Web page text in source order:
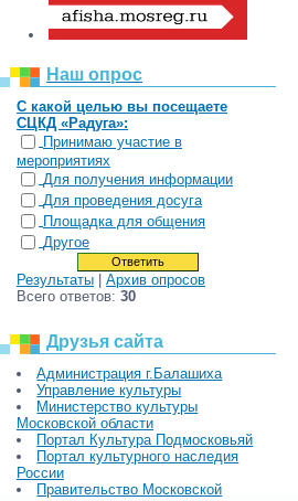
Наш опрос
С какой целью вы посещаете
СЦКД «Радуга»:
Принимаю участие в
мероприятиях
Для получения информации
Для проведения досуга
Площадка для общения
Другое
Результаты
Архив опросов
Всего ответов: 30
Друзья сайта
Администрация г.Балашиха
Управление культуры
Министерство культуры
Московской области
Портал Культура Подмосковьяй
Портал культурного наследия
России
Правительство Московской